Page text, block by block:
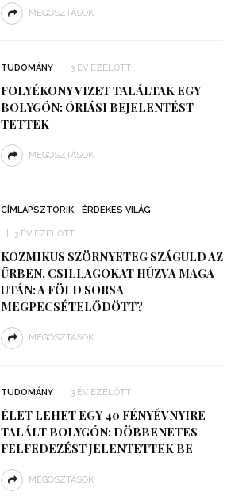
MEGOSZTÁSOK
TUDOMÁNY 3 ÉV EZELŐTT
FOLYÉKONY VIZET TALÁLTAK EGY
BOLYGÓN: ÓRIÁSI BEJELENTÉST
TETTEK
MEGOSZTÁSOK
CÍMLAPSZTORIK ÉRDEKES VILÁG
3 ÉV EZELŐTT
KOZMIKUS SZÖRNYETEG SZÁGULD AZ
ŰRBEN, CSILLAGOKAT HÚZVA MAGA
UTÁN: A FÖLD SORSA
MEGPECSÉTELŐDÖTT?
MEGOSZTÁSOK
TUDOMÁNY 3 ÉV EZELŐTT
ÉLET LEHET EGY 40 FÉNYÉVNYIRE
TALÁLT BOLYGÓN: DÖBBENETES
FELFEDEZÉST JELENTETTEK BE
MEGOSZTÁSOK